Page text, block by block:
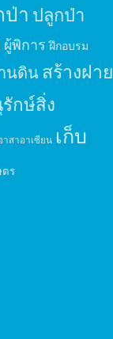
า ปลูกป่า
ผู้พิการ ฝึกอบรม
นดินสร้างฝาย
กษ์สิ่ง
าสาอาเซียน เก็บ
ตร